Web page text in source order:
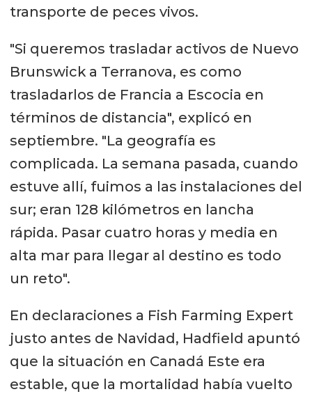
transporte de peces vivos.
"Si queremos trasladar activos de Nuevo
Brunswick a Terranova, es como
trasladarlos de Francia a Escocia en
términos de distancia", explicó en
septiembre. "La geografía es
complicada. La semana pasada, cuando
estuve allí, fuimos a las instalaciones del
sur; eran 128 kilómetros en lancha
rápida. Pasar cuatro horas y media en
alta mar para llegar al destino es todo
un reto".
En declaraciones a Fish Farming Expert
justo antes de Navidad, Hadfield apuntó
que la situación en Canadá Este era
estable, que la mortalidad había vuelto